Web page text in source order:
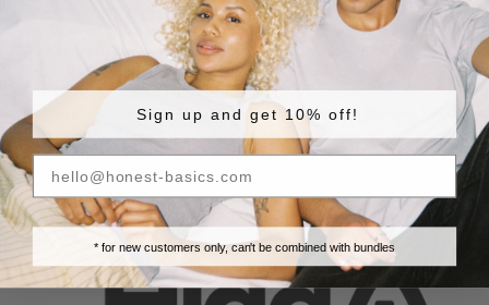
Reduzierung von Tierversuchen liegt.
Der Geltungsbereich von REACH ist weit gefasst, und obwohl sich unsere
Produktionsstätten weit außerhalb der Europäischen Union befinden, gilt
Honest Basics im Rahmen dieser Verordnung als Importeur von
Fertigprodukten, die mit bestimmten Chemikalien hergestellt wurden.
Wichtig ist hier vor allem, dass unsere Produktionsstätten über eine SVHC-
Liste verfügen, d. h. eine Liste besonders besorgniserregender Stoffe, und
dass diese bestätigt wird, dass sie mit der REACH-Verordnung
übereinstimmt (was sie auch tut!).
Higg FEM
Sign up and get 10% off!
* for new customers only, can't be combined with bundles